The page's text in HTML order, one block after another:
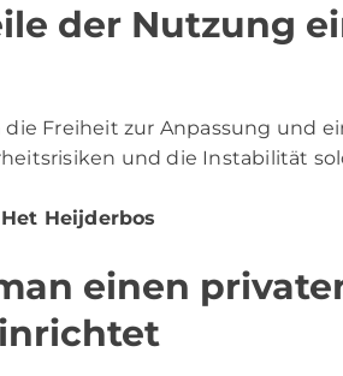
der Nutzung
Freiheit zur Anpassung und
und die Instabilität
Heijderbos
einen